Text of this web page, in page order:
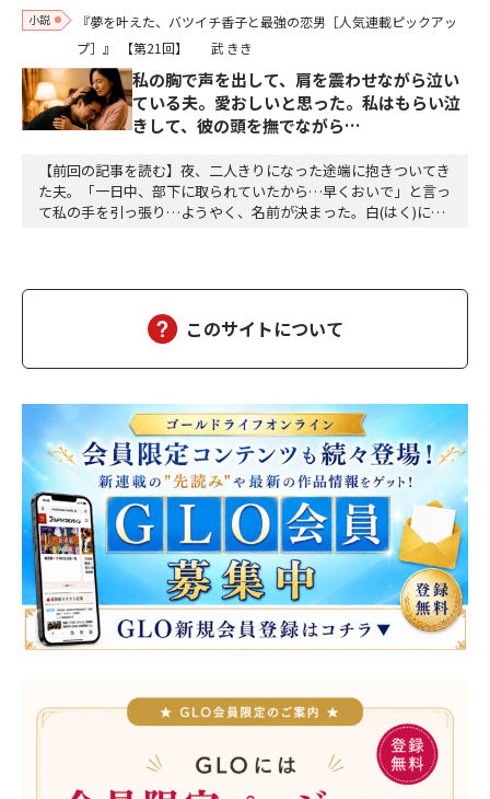
小説
『夢を叶えた、バツイチ香子と最強の恋男［人気連載ピックアッ
プ］』
【第21回】 武 きき
私の胸で声を出して、肩を震わせながら泣い
ている夫。愛おしいと思った。私はもらい泣
きして、彼の頭を撫でながら…
【前回の記事を読む】夜、二人きりになった途端に抱きついてき
た夫。「一日中、部下に取られていたから…早くおいで」と言っ
て私の手を引っ張り…ようやく、名前が決まった。白(はく)に決
ふふ」「母さんだって、二個食べただろう」「あら、…
このサイトについて